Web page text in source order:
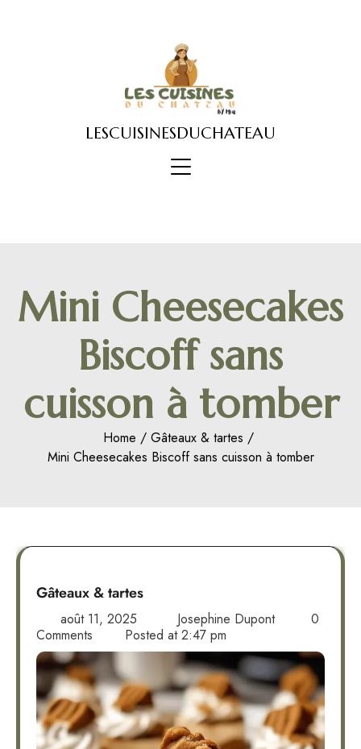
LESCUISINESDUCHATEAU
Mini Cheesecakes
Biscoff sans
cuisson à tomber
Home
Gâteaux & tartes
Mini Cheesecakes Biscoff sans cuisson à tomber
Gâteaux & tartes
août 11, 2025 Josephine Dupont
0
Comments
Posted at2:47 pm